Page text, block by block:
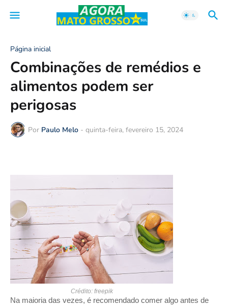
Página inicial
Combinações de remédios e
alimentos podem ser
perigosas
Por Paulo Melo - quinta-feira, fevereiro 15, 2024
Crédito: freepik
Na maioria das vezes, é recomendado comer algo antes de